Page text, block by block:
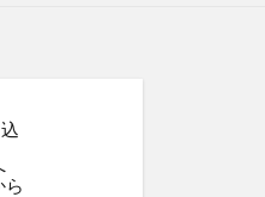
ら